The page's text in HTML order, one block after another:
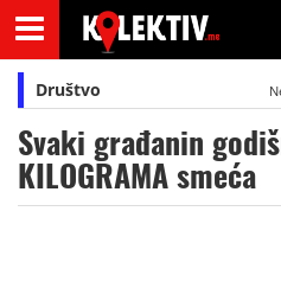
Društvo
Svaki građanin
KILOGRAMA smeća